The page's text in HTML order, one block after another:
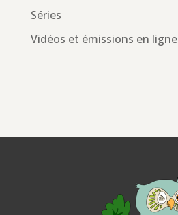
Séries
Vidéos et émissions en ligne